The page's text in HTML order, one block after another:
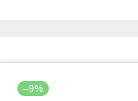
–9%